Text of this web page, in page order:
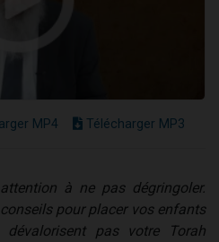
MP4 Télécharger MP3
à ne pas dégringoler.
pour placer vos enfants
pas votre Torah